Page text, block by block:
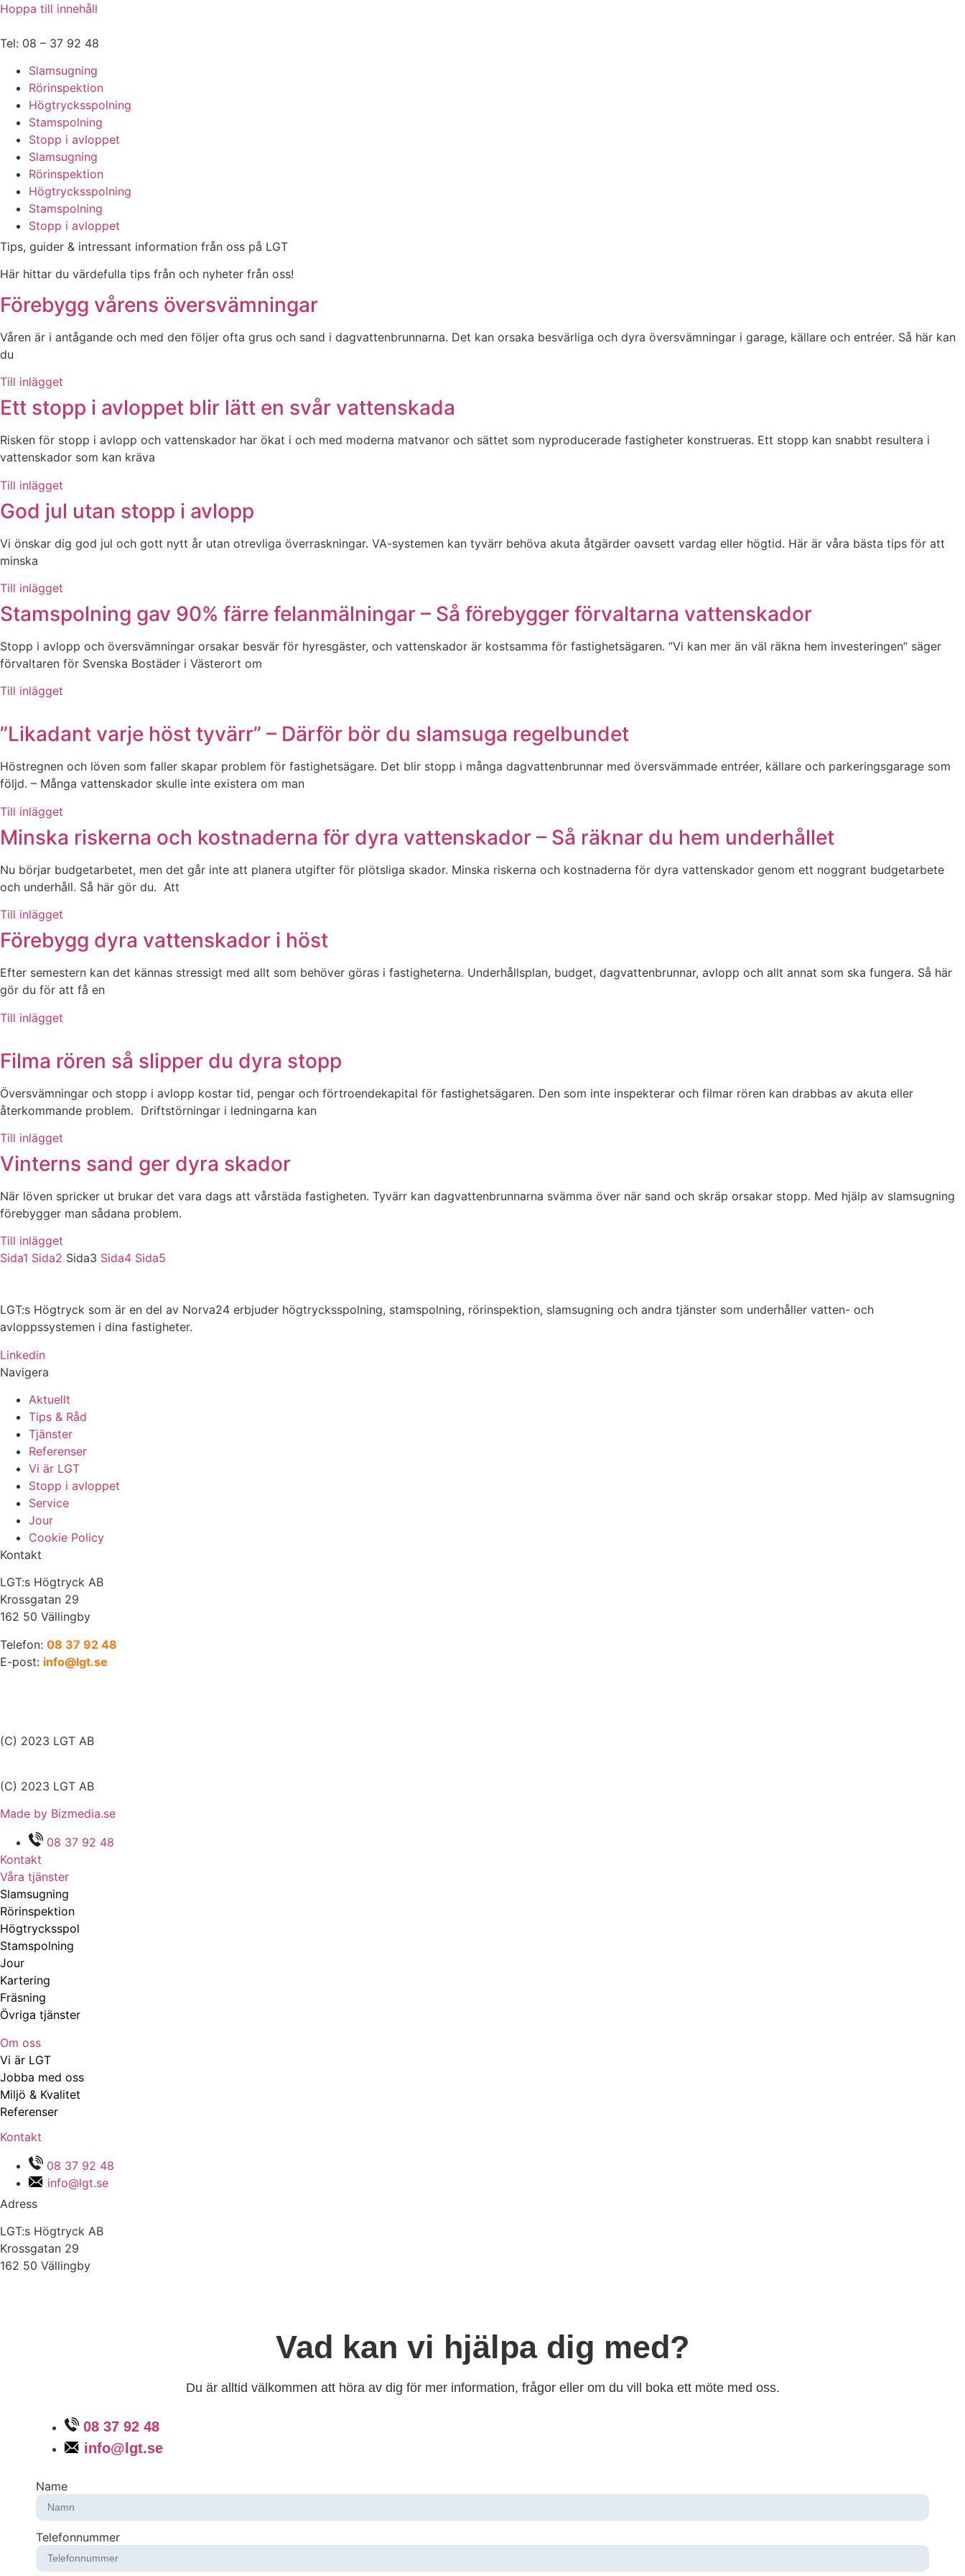
Hoppa till innehåll
Tel: 08 – 37 92 48
Slamsugning
Rörinspektion
Högtrycksspolning
Stamspolning
Stopp i avloppet
Slamsugning
Rörinspektion
Högtrycksspolning
Stamspolning
Stopp i avloppet
Tips, guider & intressant information från oss på LGT
Här hittar du värdefulla tips från och nyheter från oss!
Förebygg vårens översvämningar
Våren är i antågande och med den följer ofta grus och sand i dagvattenbrunnarna. Det kan orsaka besvärliga och dyra översvämningar i garage, källare och entréer. Så här kan
du
Till inlägget
Ett stopp i avloppet blir lätt en svår vattenskada
Risken för stopp i avlopp och vattenskador har ökat i och med moderna matvanor och sättet som nyproducerade fastigheter konstrueras. Ett stopp kan snabbt resultera i
vattenskador som kan kräva
Till inlägget
God jul utan stopp i avlopp
Vi önskar dig god jul och gott nytt år utan otrevliga överraskningar. VA-systemen kan tyvärr behöva akuta åtgärder oavsett vardag eller högtid. Här är våra bästa tips för att
minska
Till inlägget
Stamspolning gav 90% färre felanmälningar – Så förebygger förvaltarna vattenskador
Stopp i avlopp och översvämningar orsakar besvär för hyresgäster, och vattenskador är kostsamma för fastighetsägaren. ”Vi kan mer än väl räkna hem investeringen” säger
förvaltaren för Svenska Bostäder i Västerort om
Till inlägget
”Likadant varje höst tyvärr” – Därför bör du slamsuga regelbundet
Höstregnen och löven som faller skapar problem för fastighetsägare. Det blir stopp i många dagvattenbrunnar med översvämmade entréer, källare och parkeringsgarage som
följd. – Många vattenskador skulle inte existera om man
Till inlägget
Minska riskerna och kostnaderna för dyra vattenskador – Så räknar du hem underhållet
Nu börjar budgetarbetet, men det går inte att planera utgifter för plötsliga skador. Minska riskerna och kostnaderna för dyra vattenskador genom ett noggrant budgetarbete
och underhåll. Så här gör du. Att
Till inlägget
Förebygg dyra vattenskador i höst
Efter semestern kan det kännas stressigt med allt som behöver göras i fastigheterna. Underhållsplan, budget, dagvattenbrunnar, avlopp och allt annat som ska fungera. Så här
gör du för att få en
Till inlägget
Filma rören så slipper du dyra stopp
Översvämningar och stopp i avlopp kostar tid, pengar och förtroendekapital för fastighetsägaren. Den som inte inspekterar och filmar rören kan drabbas av akuta eller
återkommande problem. Driftstörningar i ledningarna kan
Till inlägget
Vinterns sand ger dyra skador
När löven spricker ut brukar det vara dags att vårstäda fastigheten. Tyvärr kan dagvattenbrunnarna svämma över när sand och skräp orsakar stopp. Med hjälp av slamsugning
förebygger man sådana problem.
Till inlägget
Sida1 Sida2 Sida3 Sida4 Sida5
LGT:s Högtryck som är en del av Norva24 erbjuder högtrycksspolning, stamspolning, rörinspektion, slamsugning och andra tjänster som underhåller vatten- och
avloppssystemen i dina fastigheter.
Linkedin
Navigera
Aktuellt
Tips & Råd
Tjänster
Referenser
Vi är LGT
Stopp i avloppet
Service
Jour
Cookie Policy
Kontakt
LGT:s Högtryck AB
Krossgatan 29
162 50 Vällingby
Telefon: 08 37 92 48
E-post: info@lgt.se
(C) 2023 LGT AB
(C) 2023 LGT AB
Made by Bizmedia.se
08 37 92 48
Kontakt
Våra tjänster
Slamsugning
Rörinspektion
Högtrycksspol
Stamspolning
Jour
Kartering
Fräsning
Övriga tjänster
Om oss
Vi är LGT
Jobba med oss
Miljö & Kvalitet
Referenser
Kontakt
08 37 92 48
info@lgt.se
Adress
LGT:s Högtryck AB
Krossgatan 29
162 50 Vällingby
Vad kan vi hjälpa dig med?
Du är alltid välkommen att höra av dig för mer information, frågor eller om du vill boka ett möte med oss.
08 37 92 48
info@lgt.se
Name
Telefonnummer